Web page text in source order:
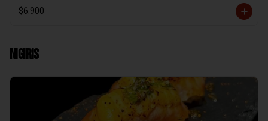
$6.900
Nigiris